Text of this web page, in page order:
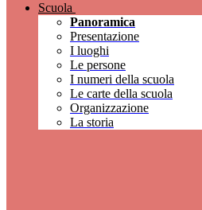
Scuola
Panoramica
Presentazione
I luoghi
Le persone
I numeri della scuola
Le carte della scuola
Organizzazione
La storia